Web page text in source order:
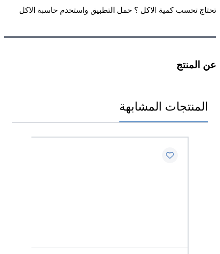
تحتاج تحسب كمية الاكل ؟ حمل التطبيق واستخدم حاسبة الاكل
عن المنتج
المنتجات المشابهة